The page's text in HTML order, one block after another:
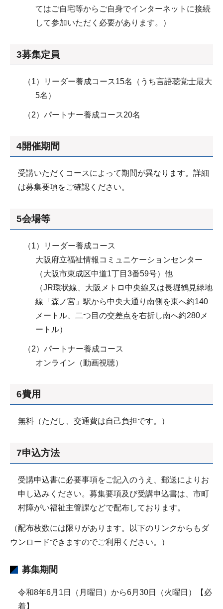
てはご自宅等からご自身でインターネットに接続
して参加いただく必要があります。）
3募集定員
（1）リーダー養成コース15名（うち言語聴覚士最大
5名）
（2）パートナー養成コース20名
4開催期間
受講いただくコースによって期間が異なります。詳細
は募集要項をご確認ください。
5会場等
（1）リーダー養成コース
大阪府立福祉情報コミュニケーションセンター
（大阪市東成区中道1丁目3番59号）他
（JR環状線、大阪メトロ中央線又は長堀鶴見緑地
線「森ノ宮」駅から中央大通り南側を東へ約140
メートル、二つ目の交差点を右折し南へ約280メ
ートル）
（2）パートナー養成コース
オンライン（動画視聴）
6費用
無料（ただし、交通費は自己負担です。）
7申込方法
受講申込書に必要事項をご記入のうえ、郵送によりお
申し込みください。募集要項及び受講申込書は、市町
村障がい福祉主管課などで配布しております。
（配布枚数には限りがあります。以下のリンクからもダ
ウンロードできますのでご利用ください。）
募集期間
令和8年6月1日（月曜日）から6月30日（火曜日）【必
着】